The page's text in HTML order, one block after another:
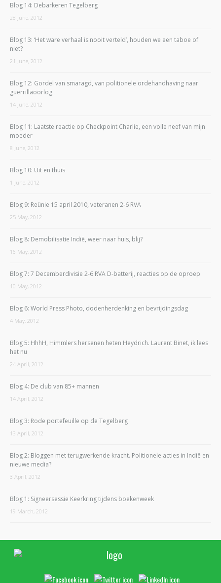
Blog 14: Debarkeren Tegelberg
28 June, 2012
Blog 13: ‘Het ware verhaal is nooit verteld’, houden we een taboe of
niet?
21 June, 2012
Blog 12: Gordel van smaragd, van politionele ordehandhaving naar
guerrillaoorlog
14 June, 2012
Blog 11: Laatste reactie op Checkpoint Charlie, een volle neef van mijn
moeder
8 June, 2012
Blog 10: Uit en thuis
1 June, 2012
Blog 9: Reünie 15 april 2010, veteranen 2-6 RVA
25 May, 2012
Blog 8: Demobilisatie Indië, weer naar huis, blij?
16 May, 2012
Blog 7: 7 Decemberdivisie 2-6 RVA D-batterij, reacties op de oproep
10 May, 2012
Blog 6: World Press Photo, dodenherdenking en bevrijdingsdag
4 May, 2012
Blog 5: HhhH, Himmlers hersenen heten Heydrich. Laurent Binet, ik lees
het nu
24 April, 2012
Blog 4: De club van 85+ mannen
14 April, 2012
Blog 3: Rode portefeuille op de Tegelberg
13 April, 2012
Blog 2: Bloggen met terugwerkende kracht. Politionele acties in Indië en
nieuwe media?
3 April, 2012
Blog 1: Signeersessie Keerkring tijdens boekenweek
19 March, 2012